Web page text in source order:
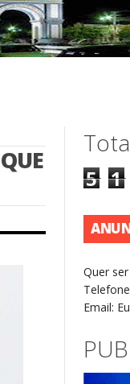
5 1
Quer
Email: